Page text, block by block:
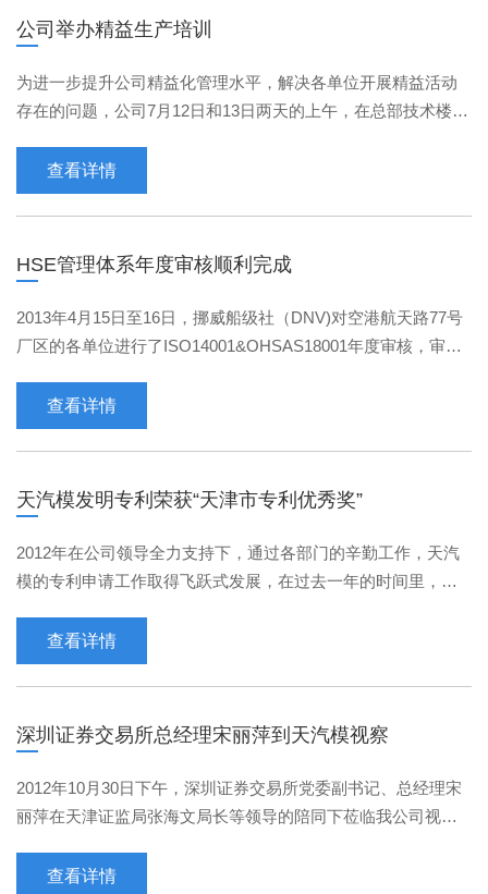
公司举办精益生产培训
为进一步提升公司精益化管理水平，解决各单位开展精益活动
存在的问题，公司7月12日和13日两天的上午，在总部技术楼培
查看详情
HSE管理体系年度审核顺利完成
2013年4月15日至16日，挪威船级社（DNV)对空港航天路77号
厂区的各单位进行了ISO14001&OHSAS18001年度审核，审核
查看详情
天汽模发明专利荣获“天津市专利优秀奖”
2012年在公司领导全力支持下，通过各部门的辛勤工作，天汽
模的专利申请工作取得飞跃式发展，在过去一年的时间里，天
查看详情
深圳证券交易所总经理宋丽萍到天汽模视察
2012年10月30日下午，深圳证券交易所党委副书记、总经理宋
丽萍在天津证监局张海文局长等领导的陪同下莅临我公司视察
查看详情